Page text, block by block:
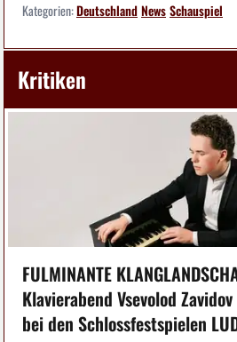
Kategorien:DeutschlandNewsSchauspiel
Kritiken
FULMINANTE
Klavierabend Vsevolod
bei den Schlossfestspielen